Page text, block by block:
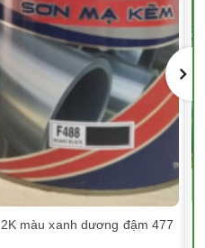
màu xanh dương đậm 477